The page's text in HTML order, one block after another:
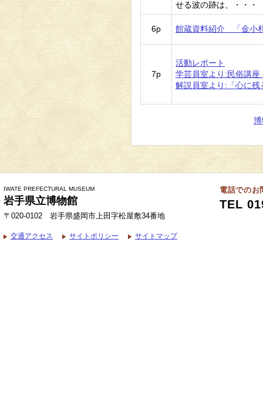
せる波の跡は、・・・
6p 館蔵資料紹介 「金小
7p
活動レポート
学芸員室より:民俗講
解説員室より:「心に残
IWATE PREFECTURAL MUSEUM
岩手県立博物館
〒020-0102 岩手県盛岡市上田字松屋敷34番地
電話でのお
TEL
交通アクセス サイトポリシー サイトマップ